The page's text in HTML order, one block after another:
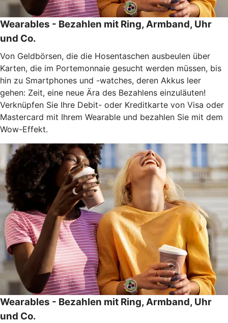
Wearables - Bezahlen mit Ring, Armband, Uhr
und Co.
Von Geldbörsen, die die Hosentaschen ausbeulen über
Karten, die im Portemonnaie gesucht werden müssen, bis
hin zu Smartphones und -watches, deren Akkus leer
gehen: Zeit, eine neue Ära des Bezahlens einzuläuten!
Verknüpfen Sie Ihre Debit- oder Kreditkarte von Visa oder
Mastercard mit Ihrem Wearable und bezahlen Sie mit dem
Wow-Effekt.
Wearables - Bezahlen mit Ring, Armband, Uhr
und Co.